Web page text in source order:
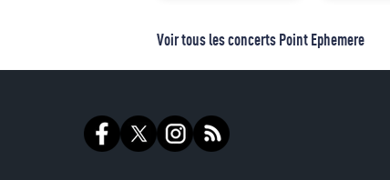
Voir tous les concerts Point Ephemere